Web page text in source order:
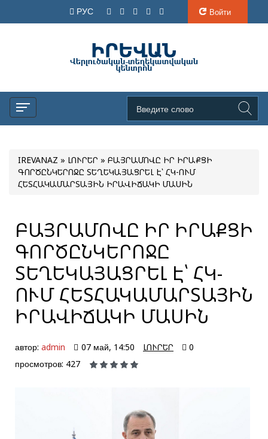
РУС Войти
IREVANAZ » ԼՈՒՐԵՐ » ԲԱՅՐԱՄՈՎԸ ԻՐ ԻՐԱՔՑԻ
ԳՈՐԾԸՆԿԵՐՈՋԸ ՏԵՂԵԿԱՅԱՑՐԵԼ Է՝ ՀԿ-ՈՒՄ
ՀԵՏՀԱԿԱՄԱՐՏԱՅԻՆ ԻՐԱՎԻՃԱԿԻ ՄԱՍԻՆ
ԲԱՅՐԱՄՈՎԸ ԻՐ ԻՐԱՔՑԻ
ԳՈՐԾԸՆԿԵՐՈՋԸ
ՏԵՂԵԿԱՅԱՑՐԵԼ Է՝ ՀԿ-
ՈՒՄ ՀԵՏՀԱԿԱՄԱՐՏԱՅԻՆ
ԻՐԱՎԻՃԱԿԻ ՄԱՍԻՆ
автор: admin 07 май, 14:50 ԼՈՒՐԵՐ
0
просмотров: 427